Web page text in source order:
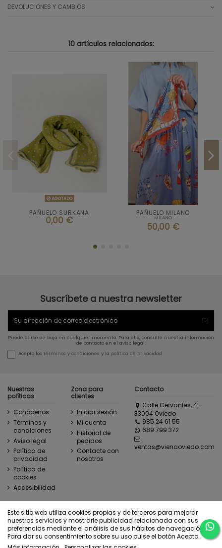
DEVOLUCIONES Y CAMBIOS
10 artículos relacionados:
AGOTADO
PAÑUELO SURKANA
0,00 €

AGOTADO
PAÑUELO MILANO
ESTAMPADO
MILANO
50,00 €
Talla
Añadir al carrito
Suscríbete a nuestra newsletter
Puede darse de baja en cualquier momento. Para ello, consulte nuestra información
de contacto en el aviso legal.
Acepto los términos y condiciones y la política de privacidad
Nuestras
políticas
Conócenos
Términos y
condiciones
Aviso legal
Política de
privacidad
Política de
cookies
Accesibilidad
Zona para
clientes
Iniciar sesión
Mi cuenta
Historial de
pedidos
Contacte con
nosotros
Contacto
Calle Cervantes, 4 -
33004 Oviedo
985 24 61 55
689 799 372
ventas@vienaoviedo.com
Este sitio web utiliza cookies propias y de terceros para mejorar
nuestros servicios y mostrarle publicidad relacionada con sus
preferencias mediante el análisis de sus hábitos de navegación.
Para dar su consentimiento sobre su uso pulse el botón Acepto.
Ejercer derecho de desistimiento